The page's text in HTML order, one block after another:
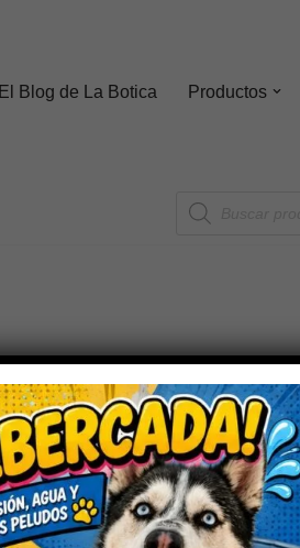
El Blog de La Botica Productos